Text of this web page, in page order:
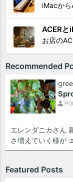
ACER
Recommended
エレンダニカさん
さ増えていく様が
Featured Posts